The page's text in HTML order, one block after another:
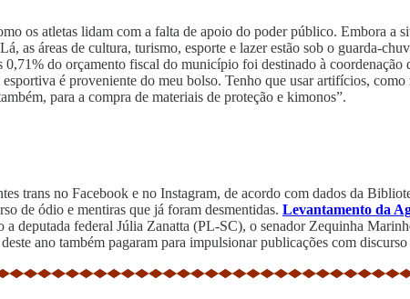
os atletas lidam com a falta de apoio do poder público. Embora a
as áreas de cultura, turismo, esporte e lazer estão sob o guarda-
0,71% do orçamento fiscal do município foi destinado à
é proveniente do meu bolso. Tenho que usar artifícios,
para a compra de materiais de proteção e kimonos”.
trans no Facebook e no Instagram, de acordo com dados da
de ódio e mentiras que já foram desmentidas. Levantamento da
deputada federal Júlia Zanatta (PL-SC), o senador Zequinha
ano também pagaram para impulsionar publicações com